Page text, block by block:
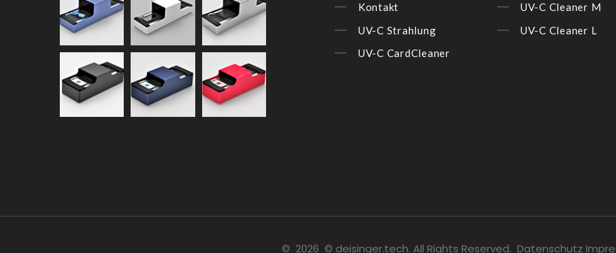
Kontakt
UV-C Strahlung
UV-C CardCleaner
UV-C Cleaner M
UV-C Cleaner L
© 2026 © deisinger.tech. All Rights Reserved. Datenschutz